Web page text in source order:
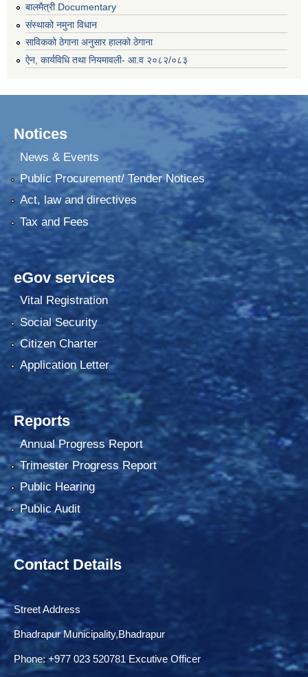
बालमैत्री Documentary
संस्थाको नमुना विधान
साविकको ठेगाना अनुसार हालको ठेगाना
ऐन, कार्यविधि तथा नियमावली- आ.व २०८२/०८३
Notices
News & Events
Public Procurement/ Tender Notices
Act, law and directives
Tax and Fees
eGov services
Vital Registration
Social Security
Citizen Charter
Application Letter
Reports
Annual Progress Report
Trimester Progress Report
Public Hearing
Public Audit
Contact Details
Street Address
Bhadrapur Municipality,Bhadrapur
Phone: ‌+977 023 520781 Excutive Officer